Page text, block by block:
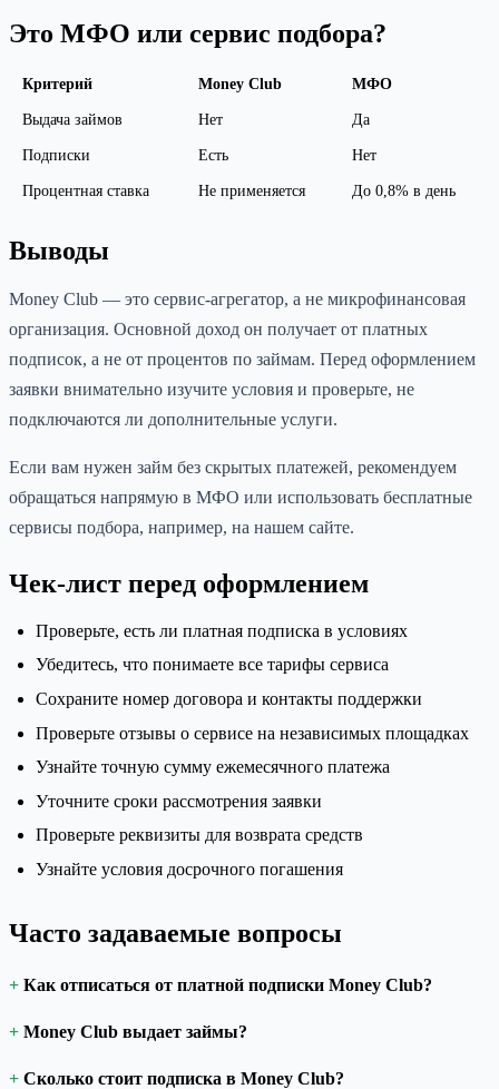
Это МФО или сервис подбора?
Критерий Money Club МФО
Выдача займов Нет Да
Подписки Есть Нет
Процентная ставка Не применяется До 0,8% в день
Выводы
Money Club — это сервис-агрегатор, а не микрофинансовая
организация. Основной доход он получает от платных
подписок, а не от процентов по займам. Перед оформлением
заявки внимательно изучите условия и проверьте, не
подключаются ли дополнительные услуги.
Если вам нужен займ без скрытых платежей, рекомендуем
обращаться напрямую в МФО или использовать бесплатные
сервисы подбора, например, на нашем сайте.
Чек-лист перед оформлением
Проверьте, есть ли платная подписка в условиях
Убедитесь, что понимаете все тарифы сервиса
Сохраните номер договора и контакты поддержки
Проверьте отзывы о сервисе на независимых площадках
Узнайте точную сумму ежемесячного платежа
Уточните сроки рассмотрения заявки
Проверьте реквизиты для возврата средств
Узнайте условия досрочного погашения
Часто задаваемые вопросы
Как отписаться от платной подписки Money Club?
Money Club выдает займы?
Сколько стоит подписка в Money Club?